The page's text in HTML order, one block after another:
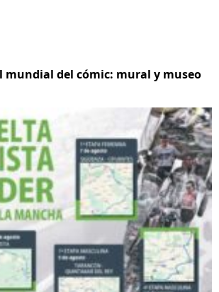
mundial del cómic: mural y museo